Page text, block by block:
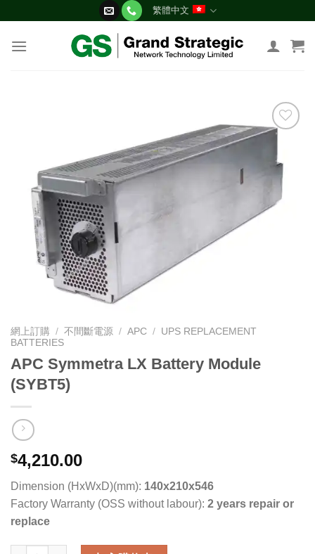
content
繁體中文
到願
望清
單
網上訂購 / 不間斷電源 / APC / UPS REPLACEMENT
BATTERIES
APC Symmetra LX Battery Module
(SYBT5)
$4,210.00
Dimension (HxWxD)(mm): 140x210x546
Factory Warranty (OSS without labour): 2 years repair or
replace